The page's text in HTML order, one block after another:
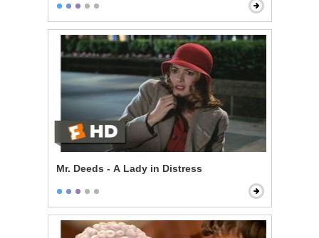
Mr. Deeds - A Lady in Distress